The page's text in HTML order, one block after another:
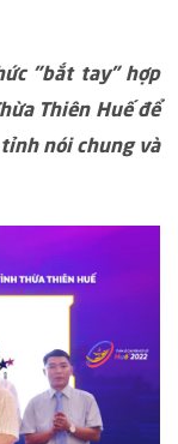
"bắt tay" hợp
Thiên Huế để
nói chung và